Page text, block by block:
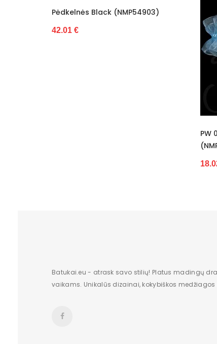
Black (NMP54903)
PW 03 Monako
Batukai.eu - atrask savo stilių! Platus madingų
vaikams. Unikalūs dizainai, kokybiškos